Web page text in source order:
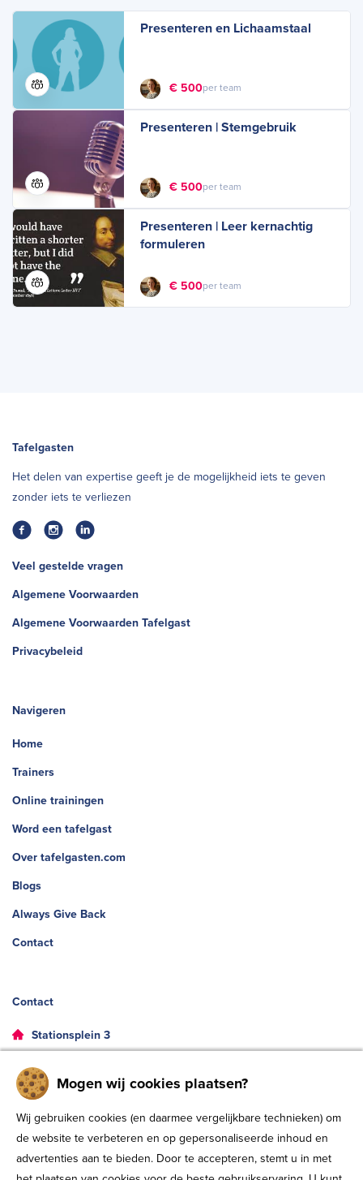
Presenteren en Lichaamstaal
€ 500per team
Presenteren | Stemgebruik
€ 500per team
Presenteren | Leer kernachtig
formuleren
€ 500per team
Tafelgasten
Het delen van expertise geeft je de mogelijkheid iets te geven
zonder iets te verliezen
Veel gestelde vragen
Algemene Voorwaarden
Algemene Voorwaarden Tafelgast
Privacybeleid
Navigeren
Home
Trainers
Online trainingen
Word een tafelgast
Over tafelgasten.com
Blogs
Always Give Back
Contact
Contact
Stationsplein 3
038- 8539300
info@tafelgasten.com
Mogen wij cookies plaatsen?
Wij gebruiken cookies (en daarmee vergelijkbare technieken) om
de website te verbeteren en op gepersonaliseerde inhoud en
advertenties aan te bieden. Door te accepteren, stemt u in met